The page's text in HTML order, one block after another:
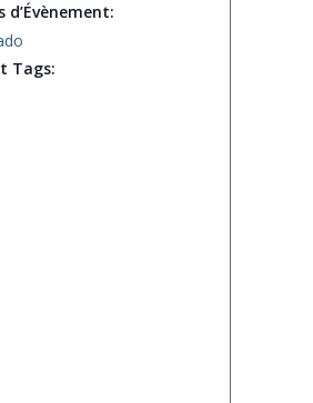
d’Évènement:
Tags: